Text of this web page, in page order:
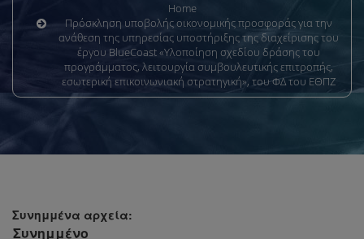
Home
Πρόσκληση υποβολής οικονομικής προσφοράς για την
ανάθεση της υπηρεσίας υποστήριξης της διαχείρισης του
έργου BlueCoast «Υλοποίηση σχεδίου δράσης του
προγράμματος, λειτουργία συμβουλευτικής επιτροπής,
εσωτερική επικοινωνιακή στρατηγική», του ΦΔ του ΕΘΠΖ
Συνημμένα αρχεία:
Συνημμένο